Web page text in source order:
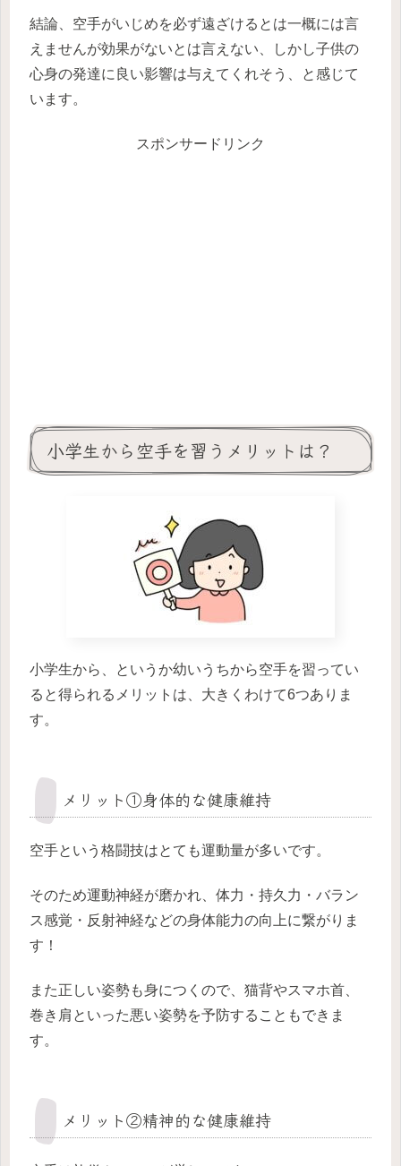
結論、空手がいじめを必ず遠ざけるとは一概には言
えませんが効果がないとは言えない、しかし子供の
心身の発達に良い影響は与えてくれそう、と感じて
います。
スポンサードリンク
小学生から空手を習うメリットは？
小学生から、というか幼いうちから空手を習ってい
ると得られるメリットは、大きくわけて6つありま
す。
メリット①身体的な健康維持
空手という格闘技はとても運動量が多いです。
そのため運動神経が磨かれ、体力・持久力・バラン
ス感覚・反射神経などの身体能力の向上に繋がりま
す！
また正しい姿勢も身につくので、猫背やスマホ首、
巻き肩といった悪い姿勢を予防することもできま
す。
メリット②精神的な健康維持